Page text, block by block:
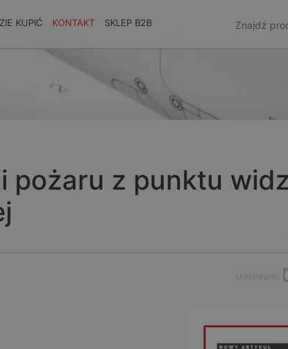
KUPIĆ KONTAKT SKLEP B2B
pożaru z punktu
Udostępnij: